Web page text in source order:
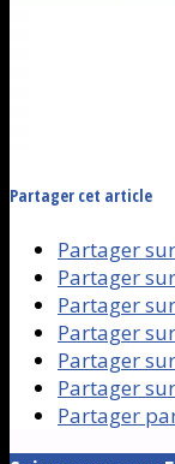
Partager cet article
Partager
Partager
Partager
Partager
Partager
Partager
Partager